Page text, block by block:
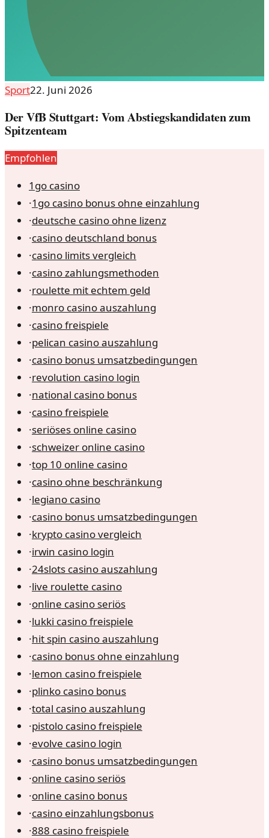
Sport22. Juni 2026
Der VfB Stuttgart: Vom Abstiegskandidaten zum
Spitzenteam
Empfohlen
1go casino
·1go casino bonus ohne einzahlung
·deutsche casino ohne lizenz
·casino deutschland bonus
·casino limits vergleich
·casino zahlungsmethoden
·roulette mit echtem geld
·monro casino auszahlung
·casino freispiele
·pelican casino auszahlung
·casino bonus umsatzbedingungen
·revolution casino login
·national casino bonus
·casino freispiele
·seriöses online casino
·schweizer online casino
·top 10 online casino
·casino ohne beschränkung
·legiano casino
·casino bonus umsatzbedingungen
·krypto casino vergleich
·irwin casino login
·24slots casino auszahlung
·live roulette casino
·online casino seriös
·lukki casino freispiele
·hit spin casino auszahlung
·casino bonus ohne einzahlung
·lemon casino freispiele
·plinko casino bonus
·total casino auszahlung
·pistolo casino freispiele
·evolve casino login
·casino bonus umsatzbedingungen
·online casino seriös
·online casino bonus
·casino einzahlungsbonus
·888 casino freispiele